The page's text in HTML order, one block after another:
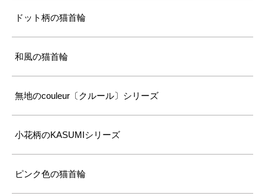
ドット柄の猫首輪
和風の猫首輪
無地のcouleur〔クルール〕シリーズ
小花柄のKASUMIシリーズ
ピンク色の猫首輪